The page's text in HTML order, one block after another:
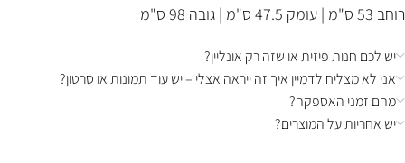
רוחב 53 ס"מ | עומק 47.5 ס"מ | גובה 98 ס"מ
יש לכם חנות פיזית או שזה רק אונליין?
אני לא מצליח לדמיין איך זה ייראה אצלי – יש עוד תמונות או סרטון?
מהם זמני האספקה?
יש אחריות על המוצרים?